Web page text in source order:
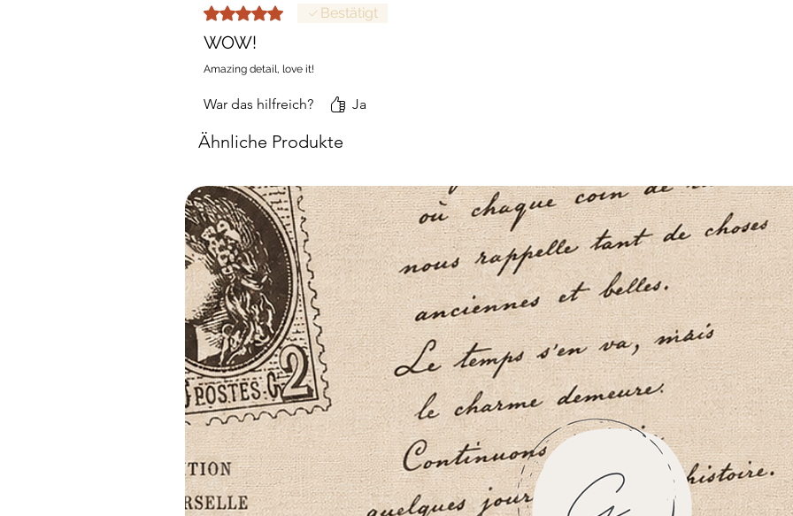
Mit 5 von 5 Sternen bewertet.
Bestätigt
WOW!
Amazing detail, love it!
War das hilfreich? Ja
Ähnliche Produkte